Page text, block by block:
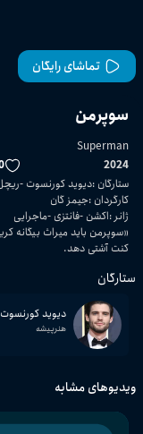
تماشای رایگان
سوپرمن
Superman
2024
ستارگان :دیوید کورنسوت
کارگردان :جیمز گان
ژانر :اکشن فانتزی ماجرایی
«سوپرمن باید میراث بیگانه
کنت آشتی دهد.
ستارگان
دیوید کورنسوت
هنرپیشه
ویدیوهای مشابه